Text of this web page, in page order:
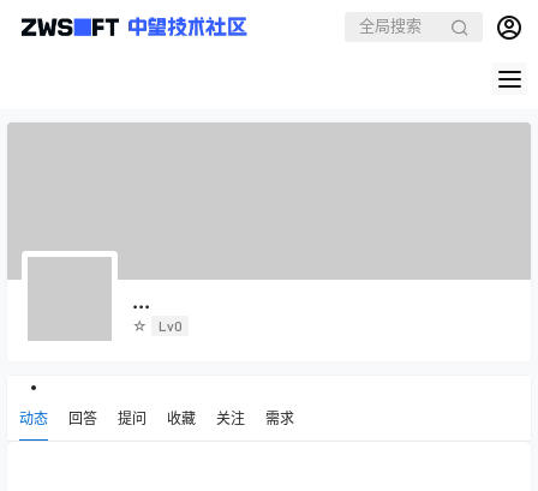
...
☆ Lv0
动态 回答 提问 收藏 关注 需求